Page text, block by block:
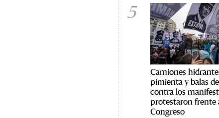
5
Camiones
pimienta y balas
contra los
protestaron frente
Congreso